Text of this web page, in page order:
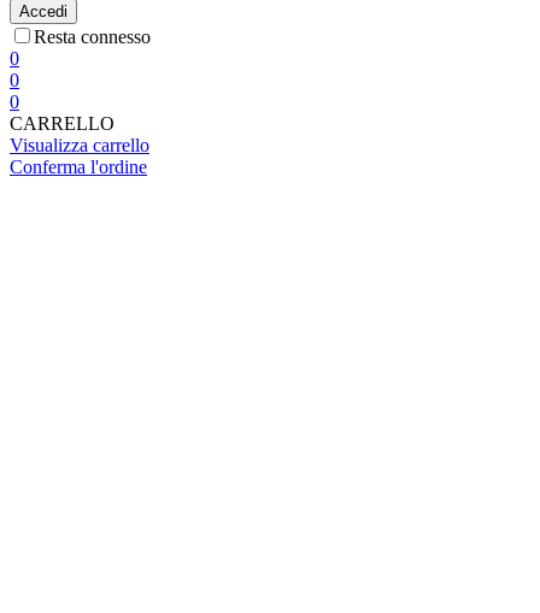
Accedi
Resta connesso
0
0
0
CARRELLO
Visualizza carrello
Conferma l'ordine